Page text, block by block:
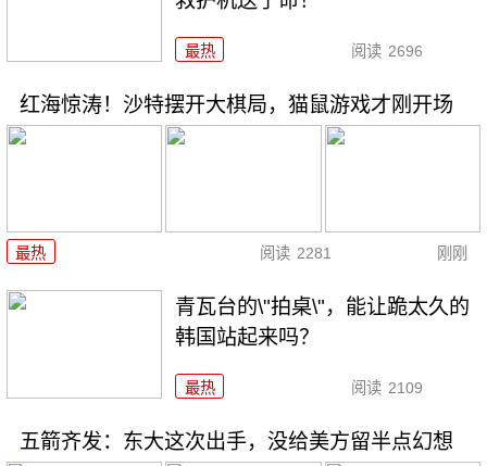
最热 阅读 2696
红海惊涛！沙特摆开大棋局，猫鼠游戏才刚开场
最热 阅读 2281 刚刚
青瓦台的\"拍桌\"，能让跪太久的
韩国站起来吗？
最热 阅读 2109
五箭齐发：东大这次出手，没给美方留半点幻想